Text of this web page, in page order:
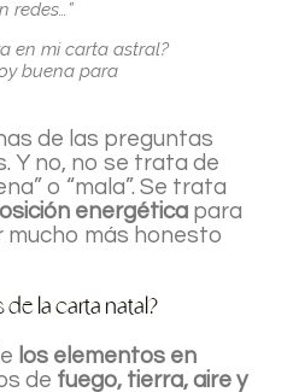
redes…”
en mi carta astral?
buena para
de las preguntas
Y no, no se trata de
o “mala”. Se trata
energética para
mucho más honesto
de la carta natal?
los elementos en
de fuego, tierra, aire y